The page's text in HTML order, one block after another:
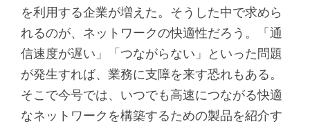
を利用する企業が増えた。そうした中で求めら
れるのが、ネットワークの快適性だろう。「通
信速度が遅い」「つながらない」といった問題
が発生すれば、業務に支障を来す恐れもある。
そこで今号では、いつでも高速につながる快適
なネットワークを構築するための製品を紹介す